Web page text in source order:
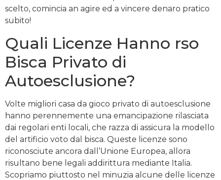
scelto, comincia an agire ed a vincere denaro pratico
subito!
Quali Licenze Hanno rso
Bisca Privato di
Autoesclusione?
Volte migliori casa da gioco privato di autoesclusione
hanno perennemente una emancipazione rilasciata
dai regolari enti locali, che razza di assicura la modello
del artificio voto dal bisca. Queste licenze sono
riconosciute ancora dall’Unione Europea, allora
risultano bene legali addirittura mediante Italia.
Scopriamo piuttosto nel minuzia alcune delle licenze